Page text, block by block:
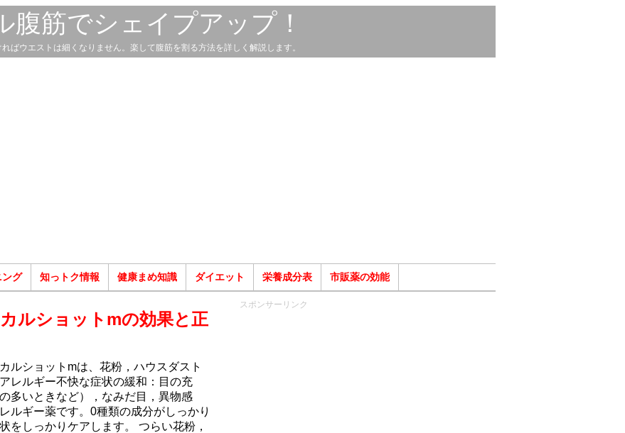
腹筋でシェイプアップ！
ばウエストは細くなりません。楽して腹筋を割る方法を詳しく解説します。
ング 知っトク情報 健康まめ知識 ダイエット 栄養成分表 市販薬の効能
ルショットmの効果と正
ルショットmは、花粉，ハウスダスト
レルギー不快な症状の緩和：目の充
多いときなど），なみだ目，異物感
ルギー薬です。0種類の成分がしっかり
をしっかりケアします。 つらい花粉，
スポンサーリンク